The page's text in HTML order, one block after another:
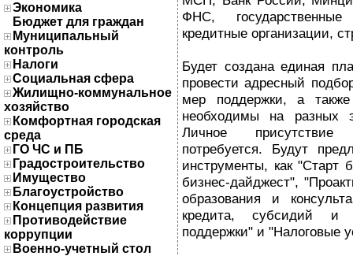
Экономика
Бюджет для граждан
Муниципальный
контроль
Налоги
Социальная сфера
Жилищно-коммунальное
хозяйство
Комфортная городская
среда
ГО ЧС и ПБ
Градостроительство
Имущество
Благоустройство
Концепция развития
Противодействие
коррупции
Военно-учетный стол
ФНС,
кредитные организации,
Будет создана единая
провести адресный
мер поддержки, а также
необходимы на разных
Личное присутствие
потребуется. Будут
инструменты, как "Старт
бизнес-дайджест",
образования и
кредита, субсидий
поддержки" и "Налоговые